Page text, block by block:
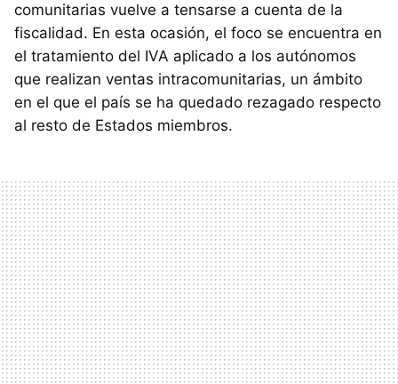
comunitarias vuelve a tensarse a cuenta de la
fiscalidad. En esta ocasión, el foco se encuentra en
el tratamiento del IVA aplicado a los autónomos
que realizan ventas intracomunitarias, un ámbito
en el que el país se ha quedado rezagado respecto
al resto de Estados miembros.